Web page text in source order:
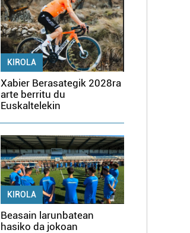
KIROLA
Xabier Berasategik 2028ra
arte berritu du
Euskaltelekin
KIROLA
Beasain larunbatean
hasiko da jokoan